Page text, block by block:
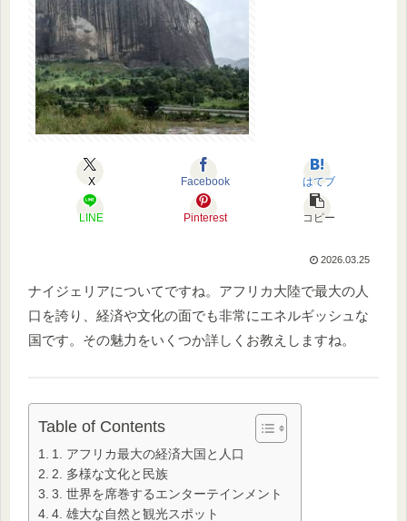
X Facebook はてブ
LINE Pinterest コピー
2026.03.25
ナイジェリアについてですね。アフリカ大陸で最大の人
口を誇り、経済や文化の面でも非常にエネルギッシュな
国です。その魅力をいくつか詳しくお教えしますね。
Table of Contents
1. アフリカ最大の経済大国と人口
2. 多様な文化と民族
3. 世界を席巻するエンターテインメント
4. 雄大な自然と観光スポット